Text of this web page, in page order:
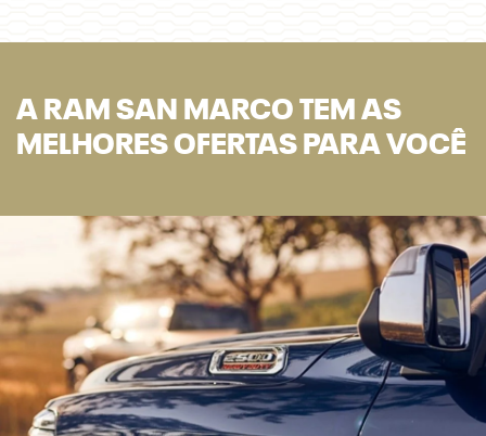
A RAM SAN MARCO TEM AS
MELHORES OFERTAS PARA VOCÊ